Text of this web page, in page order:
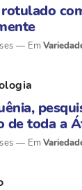
rotulado
de toda a